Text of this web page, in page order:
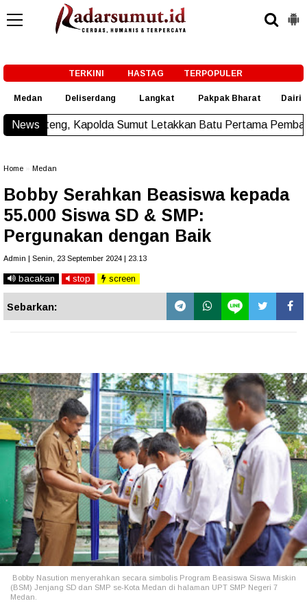
TERKINI HASTAG TERPOPULER
Medan Deliserdang Langkat Pakpak Bharat Dairi
NewsSumut Letakkan Batu Pertama Pembangunan Rusun
Home Medan
Bobby Serahkan Beasiswa kepada
55.000 Siswa SD & SMP:
Pergunakan dengan Baik
Admin | Senin, 23 September 2024 | 23.13
bacakan stop screen
Sebarkan:
Bobby Nasution menyerahkan secara simbolis Program Beasiswa Siswa Miskin
(BSM) Jenjang SD dan SMP se-Kota Medan di halaman UPT SMP Negeri 7
Medan.